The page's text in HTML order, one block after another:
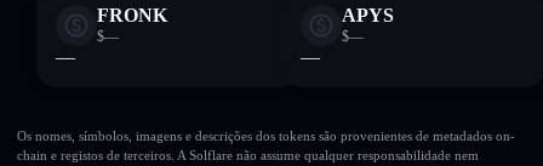
FRONK
$—
—
APYS
$—
—
Os nomes, símbolos, imagens e descrições dos tokens são provenientes de metadados on-
chain e registos de terceiros. A Solflare não assume qualquer responsabilidade nem